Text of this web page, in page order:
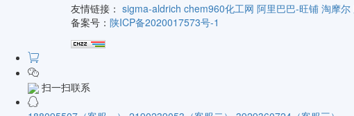
友情链接： sigma-aldrich chem960化工网 阿里巴巴-旺铺 淘摩尔
备案号： 陕ICP备2020017573号-1
扫一扫联系